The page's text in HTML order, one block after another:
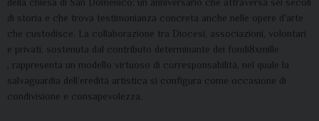
di storia e che trova testimonianza concreta anche nelle opere d’arte
che custodisce. La collaborazione tra Diocesi, associazioni, volontari
e privati, sostenuta dal contributo determinante dei fondi8xmille
rappresenta un modello virtuoso di corresponsabilità, nel quale la
salvaguardia dell’eredità artistica si configura come occasione di
condivisione e consapevolezza.